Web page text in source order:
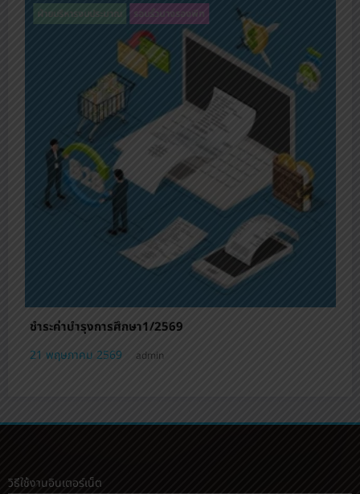
ฝ่ายบริหารงบประมาณ รอบรั้วนางรองพิท
ชำระค่าบำรุงการศึกษา1/2569
21 พฤษภาคม 2569 admin
วิธีใช้งานอินเตอร์เน็ต